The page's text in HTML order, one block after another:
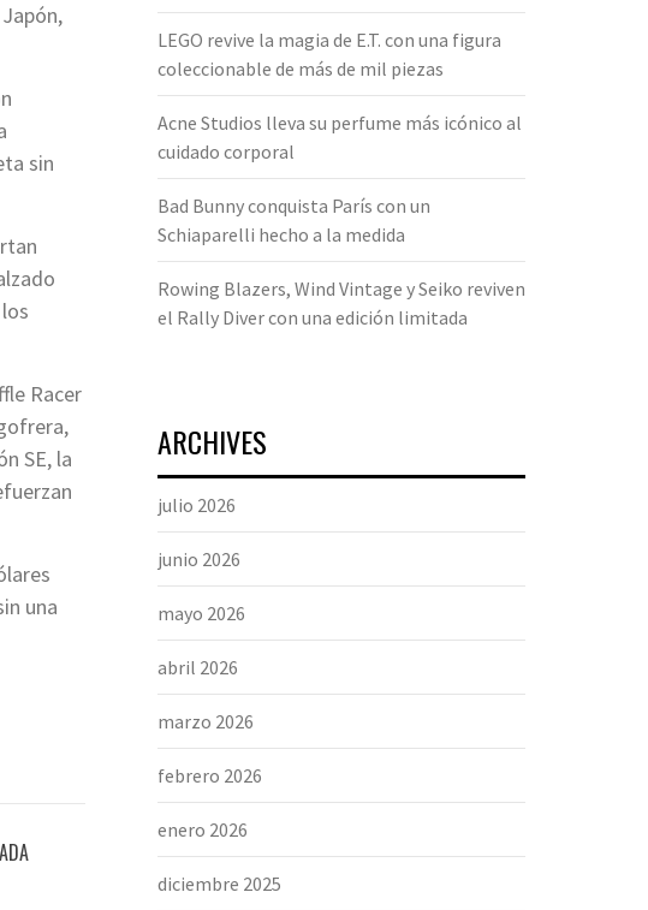
sin
Racer
SE, la
una
LEGO revive la magia de E.T. con una figura
coleccionable de más de mil piezas
Acne Studios lleva su perfume más icónico al
cuidado corporal
Bad Bunny conquista París con un
Schiaparelli hecho a la medida
Rowing Blazers, Wind Vintage y Seiko reviven
el Rally Diver con una edición limitada
ARCHIVES
julio 2026
junio 2026
mayo 2026
abril 2026
marzo 2026
febrero 2026
enero 2026
diciembre 2025